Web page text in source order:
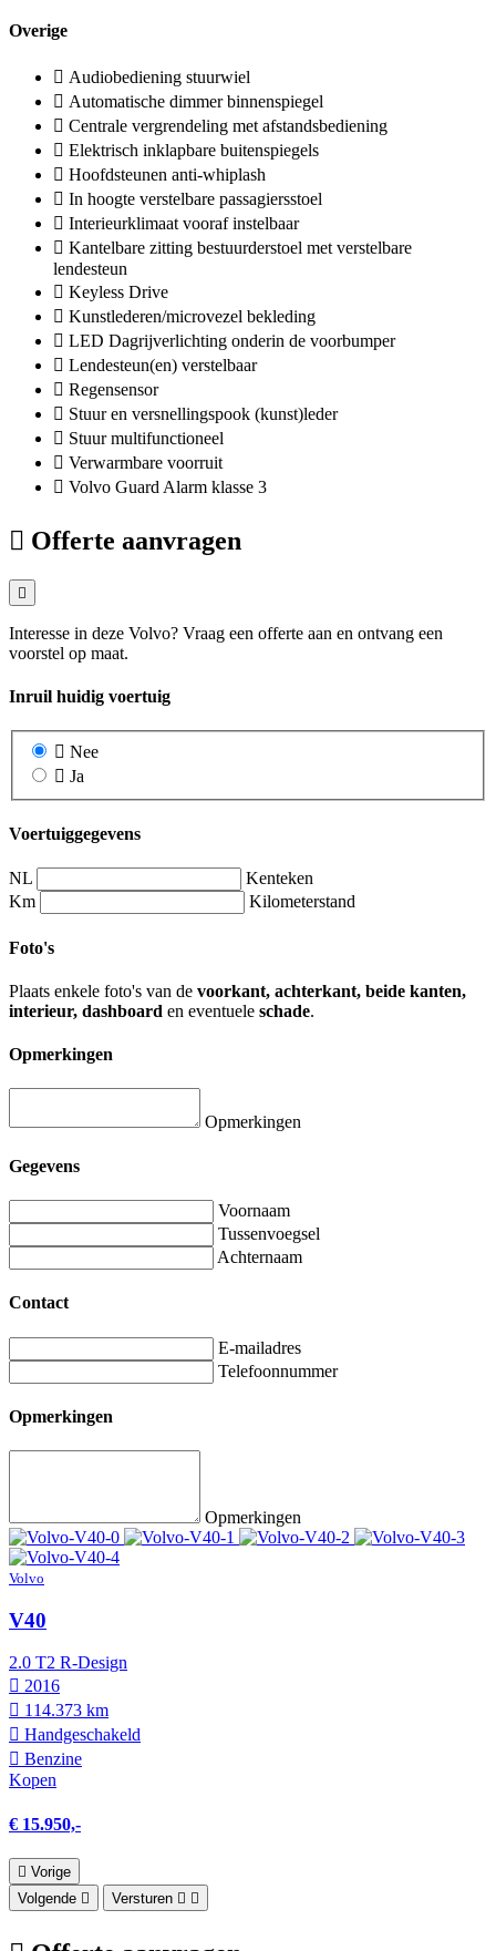
Overige
Audiobediening stuurwiel
Automatische dimmer binnenspiegel
Centrale vergrendeling met afstandsbediening
Elektrisch inklapbare buitenspiegels
Hoofdsteunen anti-whiplash
In hoogte verstelbare passagiersstoel
Interieurklimaat vooraf instelbaar
Kantelbare zitting bestuurderstoel met verstelbare
lendesteun
Keyless Drive
Kunstlederen/microvezel bekleding
LED Dagrijverlichting onderin de voorbumper
Lendesteun(en) verstelbaar
Regensensor
Stuur en versnellingspook (kunst)leder
Stuur multifunctioneel
Verwarmbare voorruit
Volvo Guard Alarm klasse 3
Offerte aanvragen
Interesse in deze Volvo? Vraag een offerte aan en ontvang een
voorstel op maat.
Inruil huidig voertuig
Nee
Ja
Voertuiggegevens
NL
Kenteken
Km
Kilometerstand
Foto's
Plaats enkele foto's van de voorkant, achterkant, beide kanten,
interieur, dashboard en eventuele schade.
Opmerkingen
Opmerkingen
Gegevens
Voornaam
Tussenvoegsel
Achternaam
Contact
E-mailadres
Telefoonnummer
Opmerkingen
Opmerkingen
Volvo
V40
2.0 T2 R-Design
2016
114.373 km
Hand­geschakeld
Benzine
Kopen
€ 15.950,-
Vorige
Volgende
Versturen